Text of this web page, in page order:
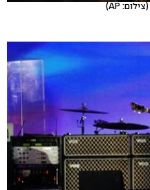
(צילום: AP)